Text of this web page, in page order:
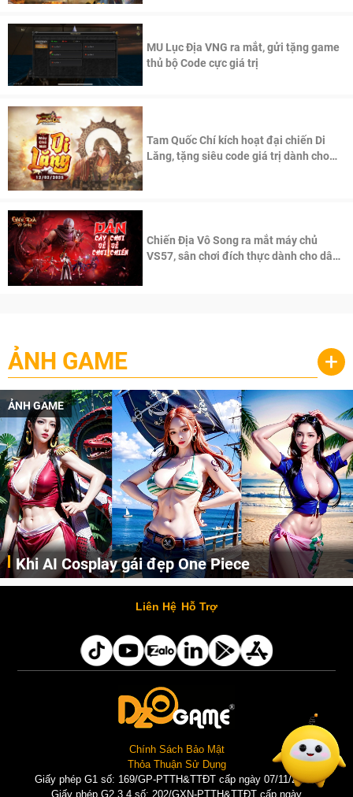
MU Lục Địa VNG ra mắt, gửi tặng game
thủ bộ Code cực giá trị
Tam Quốc Chí kích hoạt đại chiến Di
Lăng, tặng siêu code giá trị dành cho
Chiến Địa Vô Song ra mắt máy chủ
VS57, sân chơi đích thực dành cho dân
ẢNH GAME +
ẢNH GAME
Khi AI Cosplay gái đẹp One Piece
Những cô nàng nóng bỏng Boa Hancock, Nico Robin, Nami, Yamato hay Perona được AI vẽ lại dưới hình thức Cosplay cực kỳ chuẩn chỉnh.
Liên Hệ Hỗ Trợ
Chính Sách Bảo Mật
Thỏa Thuận Sử Dụng
Giấy phép G1 số: 169/GP-PTTH&TTĐT cấp ngày 07/11/2025 |
Giấy phép G2,3,4 số: 202/GXN-PTTH&TTĐT cấp ngày